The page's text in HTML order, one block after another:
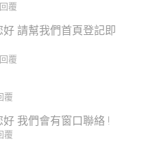
回覆
好 請幫我們首頁登記即
回覆
覆
好 我們會有窗口聯絡 !
覆